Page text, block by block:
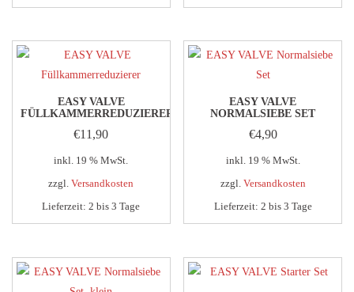
EASY VALVE
FÜLLKAMMERREDUZIERER
€11,90
inkl. 19 % MwSt.
zzgl.Versandkosten
Lieferzeit:2 bis 3 Tage
EASY VALVE
NORMALSIEBE SET
€4,90
inkl. 19 % MwSt.
zzgl. Versandkosten
Lieferzeit: 2 bis 3 Tage